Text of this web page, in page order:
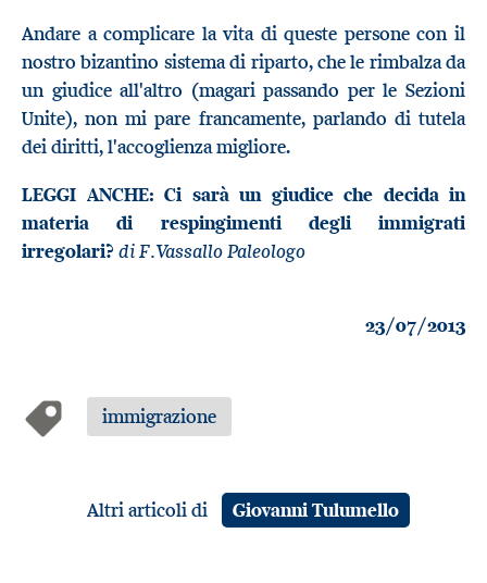
Andare a complicare la vita di queste persone con il
nostro bizantino sistema di riparto, che le rimbalza da
un giudice all'altro (magari passando per le Sezioni
Unite), non mi pare francamente, parlando di tutela
dei diritti, l'accoglienza migliore.
LEGGI ANCHE: Ci sarà un giudice che decida in
materia di respingimenti degli immigrati
irregolari?di F.Vassallo Paleologo
23/07/2013
immigrazione
Altri articoli di Giovanni Tulumello